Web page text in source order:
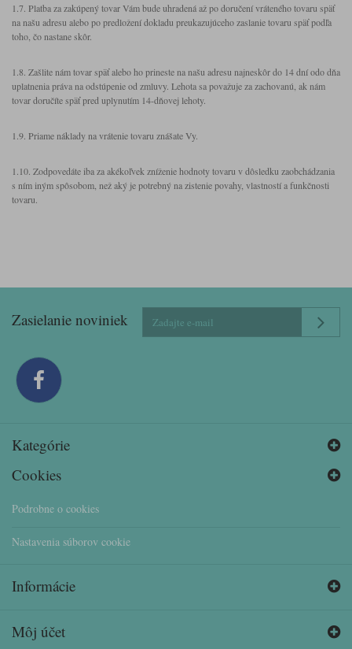
1.7. Platba za zakúpený tovar Vám bude uhradená až po doručení vráteného tovaru späť
na našu adresu alebo po predložení dokladu preukazujúceho zaslanie tovaru späť podľa
toho, čo nastane skôr.
1.8. Zašlite nám tovar späť alebo ho prineste na našu adresu najneskôr do 14 dní odo dňa
uplatnenia práva na odstúpenie od zmluvy. Lehota sa považuje za zachovanú, ak nám
tovar doručíte späť pred uplynutím 14-dňovej lehoty.
1.9. Priame náklady na vrátenie tovaru znášate Vy.
1.10. Zodpovedáte iba za akékoľvek zníženie hodnoty tovaru v dôsledku zaobchádzania
s ním iným spôsobom, než aký je potrebný na zistenie povahy, vlastností a funkčnosti
tovaru.
Zasielanie noviniek
Kategórie
Cookies
Podrobne o cookies
Nastavenia súborov cookie
Informácie
Môj účet